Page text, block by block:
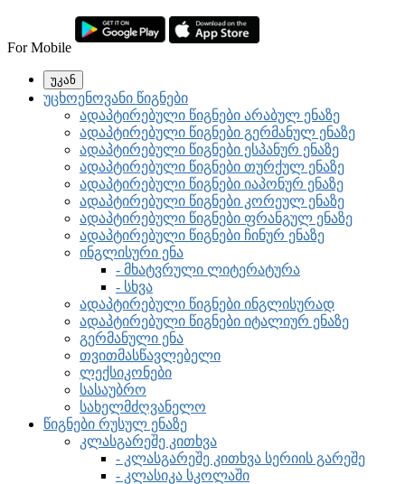
For Mobile
უკან
უცხოენოვანი წიგნები
ადაპტირებული წიგნები არაბულ ენაზე
ადაპტირებული წიგნები გერმანულ ენაზე
ადაპტირებული წიგნები ესპანურ ენაზე
ადაპტირებული წიგნები თურქულ ენაზე
ადაპტირებული წიგნები იაპონურ ენაზე
ადაპტირებული წიგნები კორეულ ენაზე
ადაპტირებული წიგნები ფრანგულ ენაზე
ადაპტირებული წიგნები ჩინურ ენაზე
ინგლისური ენა
- მხატვრული ლიტერატურა
- სხვა
ადაპტირებული წიგნები ინგლისურად
ადაპტირებული წიგნები იტალიურ ენაზე
გერმანული ენა
თვითმასწავლებელი
ლექსიკონები
სასაუბრო
სახელმძღვანელო
წიგნები რუსულ ენაზე
კლასგარეშე კითხვა
- კლასგარეშე კითხვა სერიის გარეშე
- კლასიკა სკოლაში